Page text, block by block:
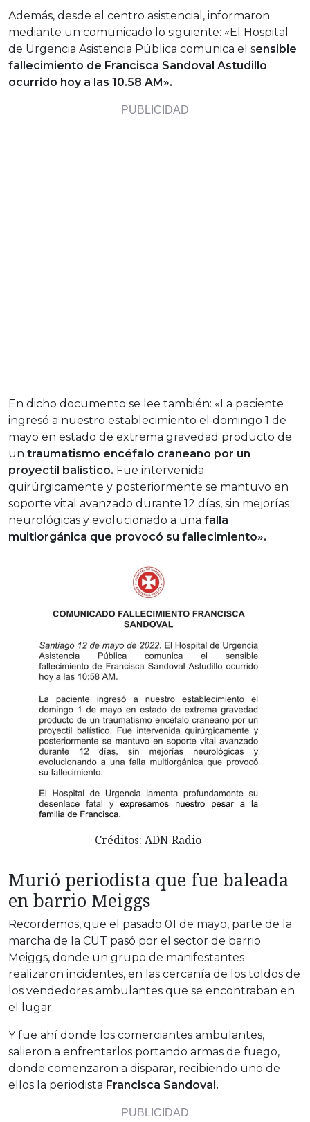
Además, desde el centro asistencial, informaron
mediante un comunicado lo siguiente: «El Hospital
de Urgencia Asistencia Pública comunica el sensible
fallecimiento de Francisca Sandoval Astudillo
ocurrido hoy a las 10.58 AM».
En dicho documento se lee también: «La paciente
ingresó a nuestro establecimiento el domingo 1 de
mayo en estado de extrema gravedad producto de
un traumatismo encéfalo craneano por un
proyectil balístico. Fue intervenida
quirúrgicamente y posteriormente se mantuvo en
soporte vital avanzado durante 12 días, sin mejorías
neurológicas y evolucionado a una falla
multiorgánica que provocó su fallecimiento».
Créditos: ADN Radio
Murió periodista que fue baleada
en barrio Meiggs
Recordemos, que el pasado 01 de mayo, parte de la
marcha de la CUT pasó por el sector de barrio
Meiggs, donde un grupo de manifestantes
realizaron incidentes, en las cercanía de los toldos de
los vendedores ambulantes que se encontraban en
el lugar.
Y fue ahí donde los comerciantes ambulantes,
salieron a enfrentarlos portando armas de fuego,
donde comenzaron a disparar, recibiendo uno de
ellos la periodista Francisca Sandoval.